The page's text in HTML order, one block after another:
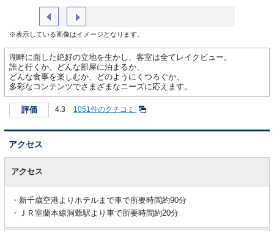
※表示している画像はイメージとなります。
湖畔に面した絶好の立地を生かし、客室は全てレイクビュー。
誰と行くか、どんな部屋に泊まるか、
どんな食事を楽しむか、どのようにくつろぐか、
多彩なコンテンツでさまざまなニーズに応えます。
評価 4.3 1051件のクチコミ
アクセス
アクセス
新千歳空港よりホテルまで車で所要時間約90分
ＪＲ室蘭本線洞爺駅より車で所要時間約20分